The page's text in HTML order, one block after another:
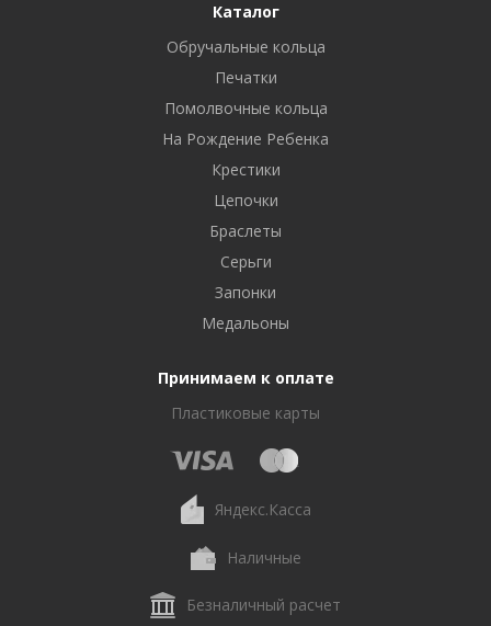
Каталог
Обручальные кольца
Печатки
Помолвочные кольца
На Рождение Ребенка
Крестики
Цепочки
Браслеты
Серьги
Запонки
Медальоны
Принимаем к оплате
Пластиковые карты
Яндекс.Касса
Наличные
Безналичный расчет